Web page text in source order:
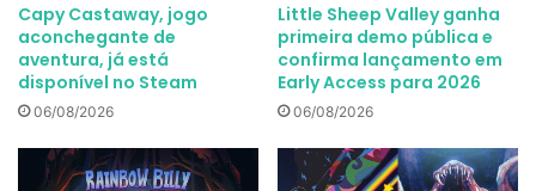
Capy Castaway, jogo
aconchegante de
aventura, já está
disponível no Steam
06/08/2026
Little Sheep Valley ganha
primeira demo pública e
confirma lançamento em
Early Access para 2026
06/08/2026